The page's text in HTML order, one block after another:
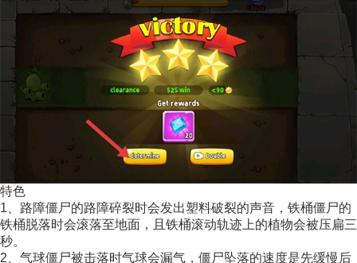
特色
1、路障僵尸的路障碎裂时会发出塑料破裂的声音，铁桶僵尸的
铁桶脱落时会滚落至地面，且铁桶滚动轨迹上的植物会被压扁三
秒。
2、气球僵尸被击落时气球会漏气，僵尸坠落的速度是先缓慢后